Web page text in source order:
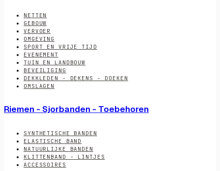
NETTEN
GEBOUW
VERVOER
OMGEVING
SPORT EN VRIJE TIJD
EVENEMENT
TUIN EN LANDBOUW
BEVEILIGING
DEKKLEDEN - DEKENS - DOEKEN
OMSLAGEN
Riemen - Sjorbanden - Toebehoren
SYNTHETISCHE BANDEN
ELASTISCHE BAND
NATUURLIJKE BANDEN
KLITTENBAND - LINTJES
ACCESSOIRES